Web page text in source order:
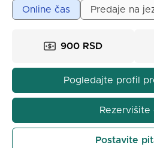
uzraste i nivoe znanja.
jutarnjim, dnevnim, večernjim
900 din. za 45 min.
1.200 din. za 60 min.
1.800 din. za 90 min.
- Mogućnost rada u manjim
Online čas Predaje na
900 RSD
Pogledajte profil
Rezervišite
Postavite